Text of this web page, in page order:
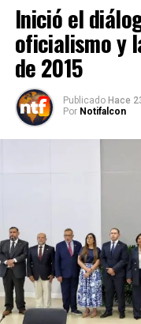
Inició el
oficialismo y
de 2015
Publicado Hace
Por Notifalcon